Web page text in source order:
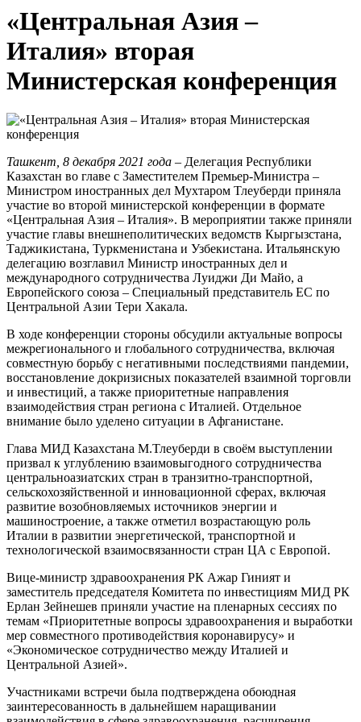
«Центральная Азия –
Италия» вторая
Министерская конференция
Ташкент, 8 декабря 2021 года – Делегация Республики
Казахстан во главе с Заместителем Премьер-Министра –
Министром иностранных дел Мухтаром Тлеуберди приняла
участие во второй министерской конференции в формате
«Центральная Азия – Италия». В мероприятии также приняли
участие главы внешнеполитических ведомств Кыргызстана,
Таджикистана, Туркменистана и Узбекистана. Итальянскую
делегацию возглавил Министр иностранных дел и
международного сотрудничества Луиджи Ди Майо, а
Европейского союза – Специальный представитель ЕС по
Центральной Азии Тери Хакала.
В ходе конференции стороны обсудили актуальные вопросы
межрегионального и глобального сотрудничества, включая
совместную борьбу с негативными последствиями пандемии,
восстановление докризисных показателей взаимной торговли
и инвестиций, а также приоритетные направления
взаимодействия стран региона с Италией. Отдельное
внимание было уделено ситуации в Афганистане.
Глава МИД Казахстана М.Тлеуберди в своём выступлении
призвал к углублению взаимовыгодного сотрудничества
центральноазиатских стран в транзитно-транспортной,
сельскохозяйственной и инновационной сферах, включая
развитие возобновляемых источников энергии и
машиностроение, а также отметил возрастающую роль
Италии в развитии энергетической, транспортной и
технологической взаимосвязанности стран ЦА с Европой.
Вице-министр здравоохранения РК Ажар Гиният и
заместитель председателя Комитета по инвестициям МИД РК
Ерлан Зейнешев приняли участие на пленарных сессиях по
темам «Приоритетные вопросы здравоохранения и выработки
мер совместного противодействия коронавирусу» и
«Экономическое сотрудничество между Италией и
Центральной Азией».
Участниками встречи была подтверждена обоюдная
заинтересованность в дальнейшем наращивании